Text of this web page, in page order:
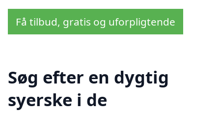
Få tilbud, gratis og uforpligtende
Søg efter en dygtig
syerske i de